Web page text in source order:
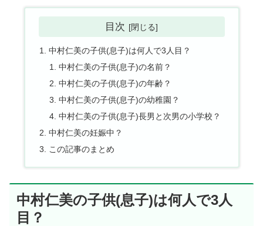
目次
中村仁美の子供(息子)は何人で3人目？
中村仁美の子供(息子)の名前？
中村仁美の子供(息子)の年齢？
中村仁美の子供(息子)の幼稚園？
中村仁美の子供(息子)長男と次男の小学校？
中村仁美の妊娠中？
この記事のまとめ
中村仁美の子供(息子)は何人で3人
目？